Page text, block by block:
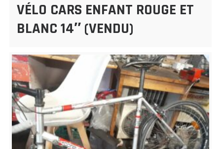
VÉLO CARS ENFANT ROUGE ET
BLANC 14″ (VENDU)